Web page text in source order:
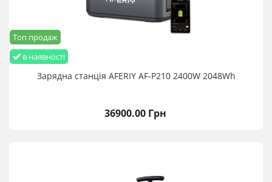
в наявності
Топ продаж
Зарядна станція AFERIY AF-P210 2400W 2048Wh
36900.00 Грн